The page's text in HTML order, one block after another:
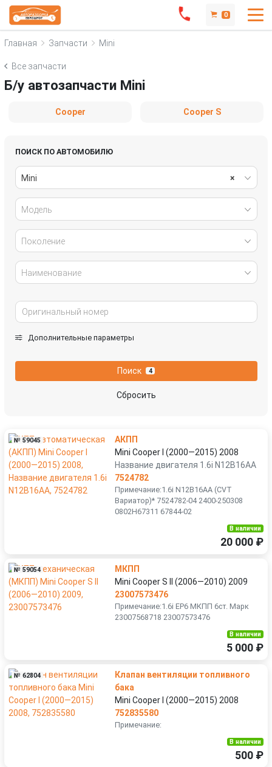
0
Главная Запчасти Mini
Все запчасти
Б/у автозапчасти Mini
Cooper Cooper S
ПОИСК ПО АВТОМОБИЛЮ
×
Mini
Модель
Поколение
Наименование
Дополнительные параметры
Поиск 4
Сбросить
№ 59045
АКПП
Mini Cooper I (2000—2015) 2008
Название двигателя 1.6i N12B16AA
7524782
Примечание:1.6i N12B16AA (CVT
Вариатор)* 7524782-04 2400-250308
0802H67311 67844-02
В наличии
20 000 ₽
№ 59054
МКПП
Mini Cooper S II (2006—2010) 2009
23007573476
Примечание:1.6i EP6 МКПП 6ст. Марк
23007568718 23007573476
В наличии
5 000 ₽
№ 62804
Клапан вентиляции топливного
бака
Mini Cooper I (2000—2015) 2008
752835580
Примечание:
В наличии
500 ₽